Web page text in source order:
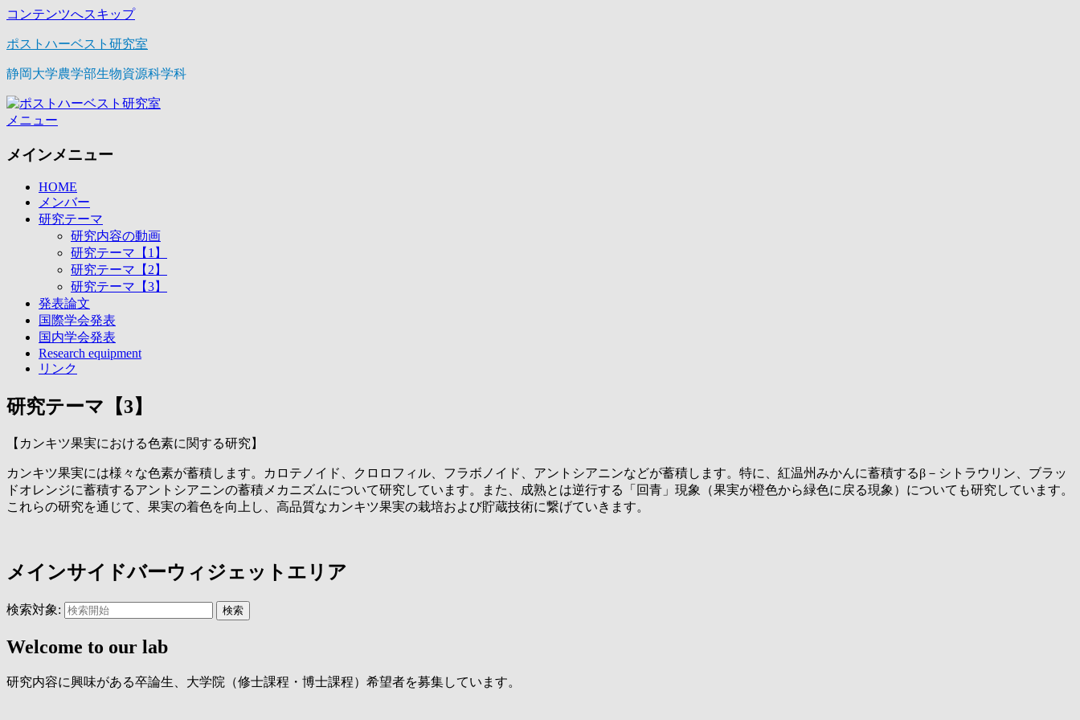
コンテンツへスキップ
ポストハーベスト研究室
静岡大学農学部生物資源科学科
メニュー
メインメニュー
HOME
メンバー
研究テーマ
研究内容の動画
研究テーマ【1】
研究テーマ【2】
研究テーマ【3】
発表論文
国際学会発表
国内学会発表
Research equipment
リンク
研究テーマ【3】
【カンキツ果実における色素に関する研究】
カンキツ果実には様々な色素が蓄積します。カロテノイド、クロロフィル、フラボノイド、アントシアニンなどが蓄積します。特に、紅温州みかんに蓄積するβ－シトラウリン、ブラッ
ドオレンジに蓄積するアントシアニンの蓄積メカニズムについて研究しています。また、成熟とは逆行する「回青」現象（果実が橙色から緑色に戻る現象）についても研究しています。
これらの研究を通じて、果実の着色を向上し、高品質なカンキツ果実の栽培および貯蔵技術に繋げていきます。
メインサイドバーウィジェットエリア
検索対象: 検索
Welcome to our lab
研究内容に興味がある卒論生、大学院（修士課程・博士課程）希望者を募集しています。